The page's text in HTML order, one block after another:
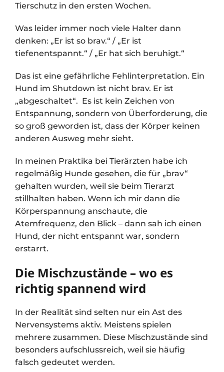
Tierschutz in den ersten Wochen.
Was leider immer noch viele Halter dann
denken: „Er ist so brav.“ / „Er ist
tiefenentspannt.“ / „Er hat sich beruhigt.“
Das ist eine gefährliche Fehlinterpretation. Ein
Hund im Shutdown ist nicht brav. Er ist
„abgeschaltet“. Es ist kein Zeichen von
Entspannung, sondern von Überforderung, die
so groß geworden ist, dass der Körper keinen
anderen Ausweg mehr sieht.
In meinen Praktika bei Tierärzten habe ich
regelmäßig Hunde gesehen, die für „brav“
gehalten wurden, weil sie beim Tierarzt
stillhalten haben. Wenn ich mir dann die
Körperspannung anschaute, die
Atemfrequenz, den Blick – dann sah ich einen
Hund, der nicht entspannt war, sondern
erstarrt.
Die Mischzustände – wo es
richtig spannend wird
In der Realität sind selten nur ein Ast des
Nervensystems aktiv. Meistens spielen
mehrere zusammen. Diese Mischzustände sind
besonders aufschlussreich, weil sie häufig
falsch gedeutet werden.